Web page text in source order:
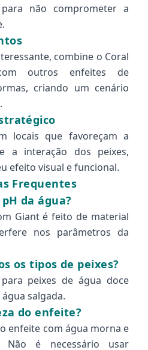
não comprometer a
combine o Coral
outros enfeites de
criando um cenário
locais que favoreçam a
a interação dos peixes,
efeito visual e funcional.
Frequentes
da água?
Giant é feito de material
nos parâmetros da
os tipos de peixes?
peixes de água doce
salgada.
do enfeite?
enfeite com água morna e
Não é necessário usar